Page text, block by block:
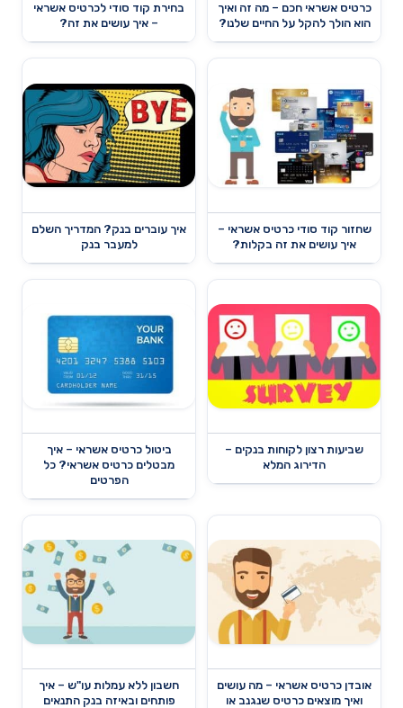
כרטיס אשראי חכם – מה זה ואיך
הוא הולך להקל על החיים שלנו?
בחירת קוד סודי לכרטיס אשראי
– איך עושים את זה?
שחזור קוד סודי כרטיס אשראי –
איך עושים את זה בקלות?
איך עוברים בנק? המדריך השלם
למעבר בנק
שביעות רצון לקוחות בנקים –
הדירוג המלא
ביטול כרטיס אשראי – איך
מבטלים כרטיס אשראי? כל
הפרטים
אובדן כרטיס אשראי – מה עושים
ואיך מוצאים כרטיס שנגנב או
חשבון ללא עמלות עו"ש – איך
פותחים ובאיזה בנק התנאים